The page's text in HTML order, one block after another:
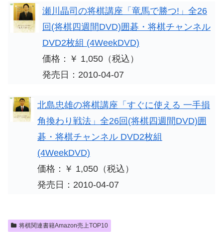
瀬川晶司の将棋講座「竜馬で勝つ!」全26
回(将棋四週間DVD)囲碁・将棋チャンネル
DVD2枚組 (4WeekDVD)
価格：￥ 1,050（税込）
発売日：2010-04-07
北島忠雄の将棋講座「すぐに使える 一手損
角換わり戦法」全26回(将棋四週間DVD)囲
碁・将棋チャンネル DVD2枚組
(4WeekDVD)
価格：￥ 1,050（税込）
発売日：2010-04-07
将棋関連書籍Amazon売上TOP10